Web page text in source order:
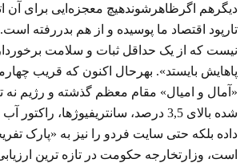
دیگرهم اگرظاهرشوندهیچ معجزه‌ایی برای آن
تارپود اقتصاد ما پوسیده و از هم بدررفته
نیست که از یک حداقل ثبات و سلامت
پا‌هایش بایستد». بهرحال اکنون که قریب
«آمال و امیال» مقام معظم گذشته و رژیم نه
شده بالای 3,5 درصد، سانتریفیوژها،
داده بلکه حتی سایت فردو را نیز به «پارک
است، وزارتخارجه حکومت در تازه ترین